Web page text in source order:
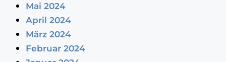
Mai 2024
April 2024
März 2024
Februar 2024